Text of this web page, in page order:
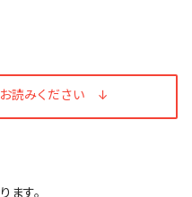
読みください ↓
ます。